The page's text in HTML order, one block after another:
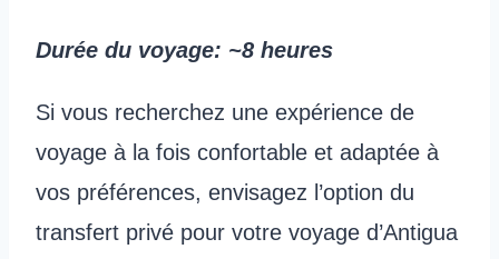
Durée du voyage: ~8 heures
Si vous recherchez une expérience de
voyage à la fois confortable et adaptée à
vos préférences, envisagez l’option du
transfert privé pour votre voyage d’Antigua